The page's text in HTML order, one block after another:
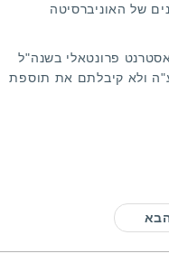
של האוניברסיטה
פרונטאלי בשנה"ל
ולא קיבלתם את תוספת